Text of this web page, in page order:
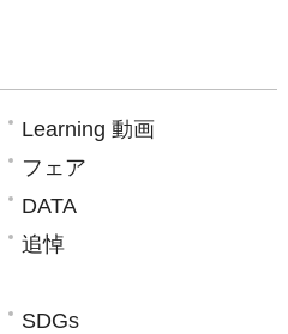
Learning 動画
フェア
DATA
追悼
SDGs